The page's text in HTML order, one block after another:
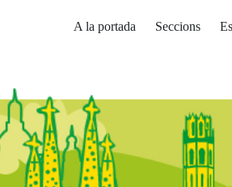
A la portada Seccions